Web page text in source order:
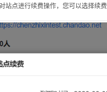
站点进行续费操作，您可以选择续